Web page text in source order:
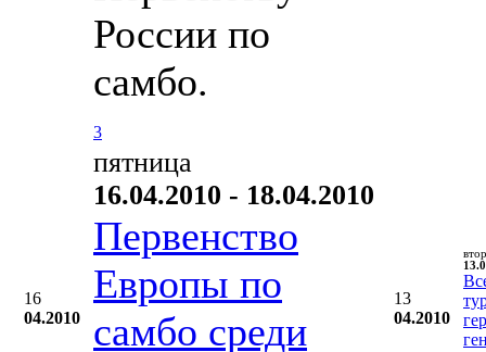
России по
самбо.
3
16
04.2010
пятница
16.04.2010 - 18.04.2010
Первенство
Европы по
самбо среди
13
04.2010